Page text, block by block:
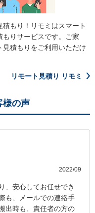
もり！リモミはスマート
りサービスです。ご家
積もりをご利用いただけ
リモート見積り リモミ
様の声
2022/09
、安心してお任せでき
も、メールでの連絡手
出時も、責任者の方の